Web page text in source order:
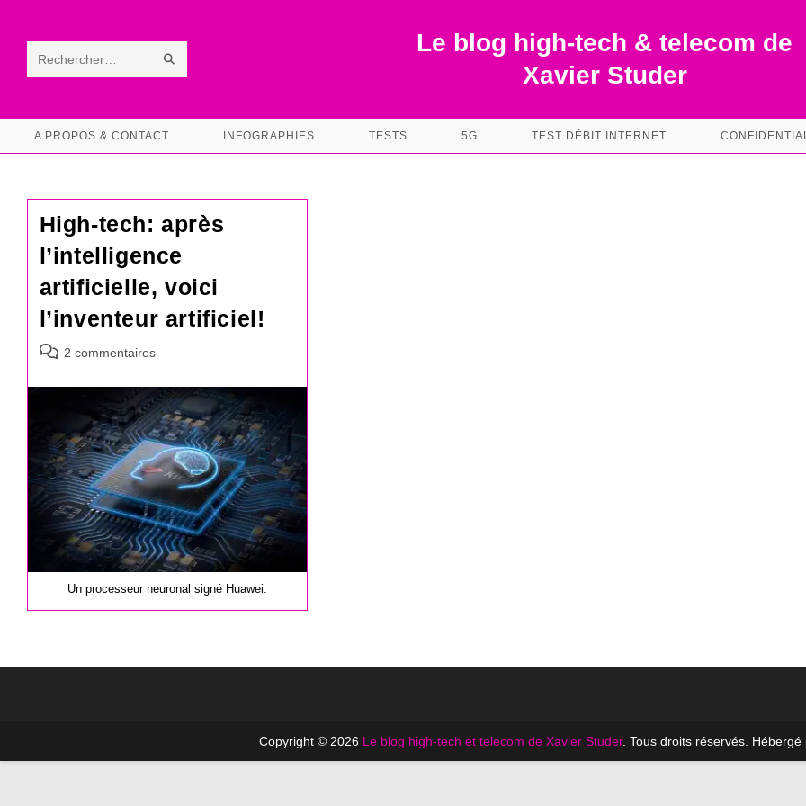
contentRechercher
ce RECHERCHE
Le blog high-tech & telecom de
Xavier Studer
A PROPOS & CONTACT INFOGRAPHIES TESTS 5G TEST DÉBIT INTERNET
High-tech: après
l’intelligence
artificielle, voici
l’inventeur artificiel!
Commentaires
la
2 commentaires
Un processeur neuronal signé Huawei.
Copyright © 2026 Le blog high-tech et telecom de Xavier Studer. Tous droits réservés. Hébergé